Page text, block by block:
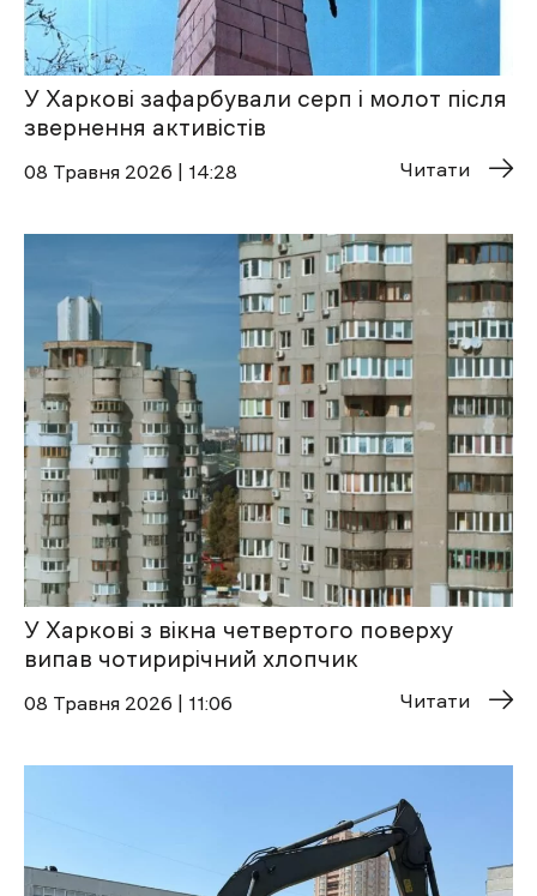
У Харкові зафарбували серп і молот після
звернення активістів
08 Травня 2026 | 14:28 Читати
У Харкові з вікна четвертого поверху
випав чотирирічний хлопчик
08 Травня 2026 | 11:06 Читати